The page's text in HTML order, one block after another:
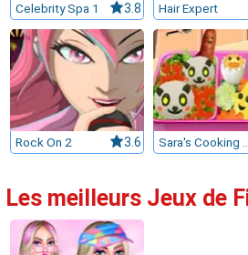
Celebrity Spa 1 3.8 Hair Expert
Rock On 2 3.6 Sara's
Les meilleurs Jeux de